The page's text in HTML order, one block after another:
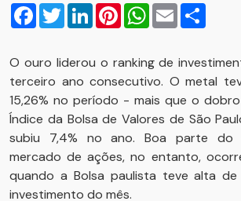
Facebook
TwitterLinkedInPinterestWhatsApp
Email
O ouro liderou o ranking de
terceiro ano consecutivo. O metal
15,26% no período - mais que o
Índice da Bolsa de Valores de São
subiu 7,4% no ano. Boa parte do
mercado de ações, no entanto,
quando a Bolsa paulista teve alta
investimento do mês.